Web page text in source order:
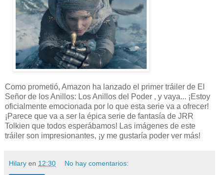
Como prometió, Amazon ha lanzado el primer tráiler de El
Señor de los Anillos: Los Anillos del Poder , y vaya... ¡Estoy
oficialmente emocionada por lo que esta serie va a ofrecer!
¡Parece que va a ser la épica serie de fantasía de JRR
Tolkien que todos esperábamos! Las imágenes de este
tráiler son impresionantes, ¡y me gustaría poder ver más!
Hilary en 12:30 No hay comentarios: